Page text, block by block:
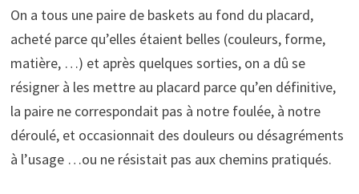
On a tous une paire de baskets au fond du placard,
acheté parce qu’elles étaient belles (couleurs, forme,
matière, …) et après quelques sorties, on a dû se
résigner à les mettre au placard parce qu’en définitive,
la paire ne correspondait pas à notre foulée, à notre
déroulé, et occasionnait des douleurs ou désagréments
à l’usage …ou ne résistait pas aux chemins pratiqués.